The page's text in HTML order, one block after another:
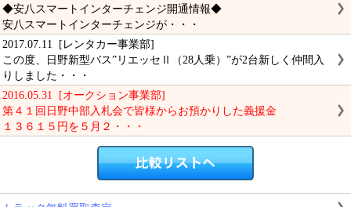
◆安八スマートインターチェンジ開通情報◆
安八スマートインターチェンジが・・・
2017.07.11 [レンタカー事業部]
この度、日野新型バス”リエッセⅡ（28人乗）”が2台新しく仲間入
りしました・・・
2016.05.31 [オークション事業部]
第４１回日野中部入札会で皆様からお預かりした義援金
１３６１５円を５月２・・・